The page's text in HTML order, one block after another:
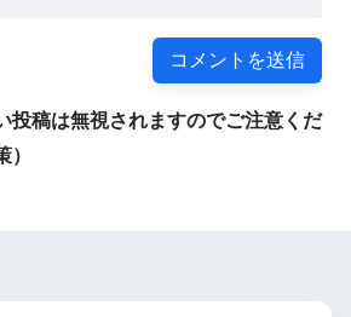
投稿は無視されますのでご注意くだ